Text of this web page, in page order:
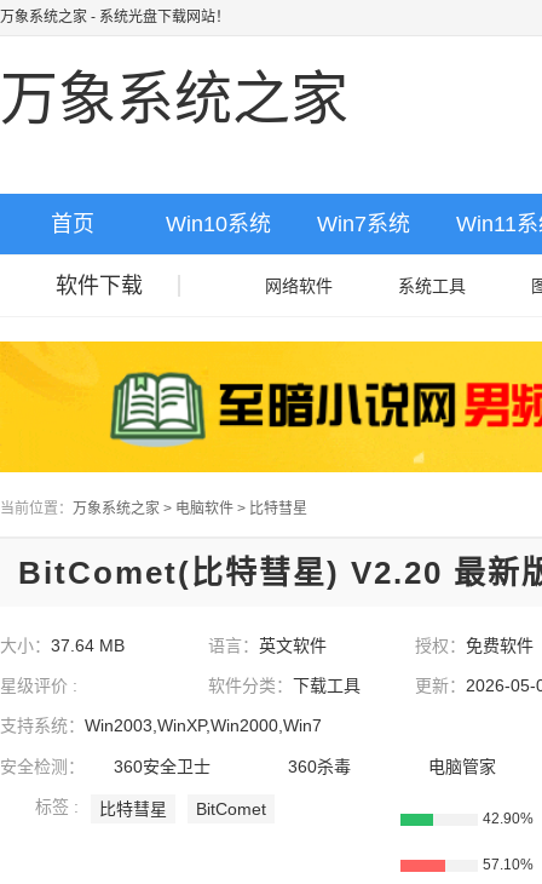
万象系统之家 - 系统光盘下载网站！
万象系统之家
首页 Win10系统 Win7系统 Win11
软件下载 网络软件 系统工具
当前位置： 万象系统之家 > 电脑软件 > 比特彗星
BitComet(比特彗星) V2.20 最新
大小： 37.64 MB 语言： 英文软件 授权：免费软件
星级评价 : 软件分类： 下载工具 更新： 2026-05-
支持系统： Win2003,WinXP,Win2000,Win7
安全检测： 360安全卫士 360杀毒 电脑管家
标签 : 比特彗星 BitComet 42.90%
57.10%